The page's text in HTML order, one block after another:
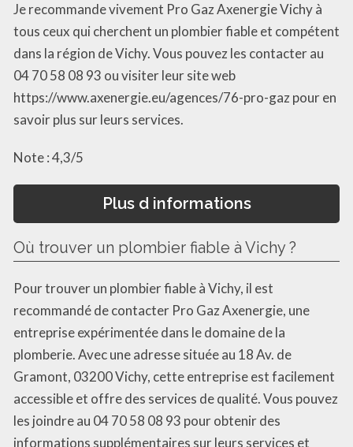
Je recommande vivement Pro Gaz Axenergie Vichy à
tous ceux qui cherchent un plombier fiable et compétent
dans la région de Vichy. Vous pouvez les contacter au
04 70 58 08 93 ou visiter leur site web
https://www.axenergie.eu/agences/76-pro-gaz pour en
savoir plus sur leurs services.
Note : 4,3/5
Plus d informations
Où trouver un plombier fiable à Vichy ?
Pour trouver un plombier fiable à Vichy, il est
recommandé de contacter Pro Gaz Axenergie, une
entreprise expérimentée dans le domaine de la
plomberie. Avec une adresse située au 18 Av. de
Gramont, 03200 Vichy, cette entreprise est facilement
accessible et offre des services de qualité. Vous pouvez
les joindre au 04 70 58 08 93 pour obtenir des
informations supplémentaires sur leurs services et